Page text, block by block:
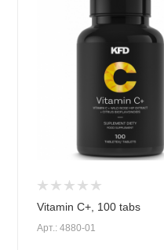
Vitamin C+, 100 tabs
Арт.: 4880-01